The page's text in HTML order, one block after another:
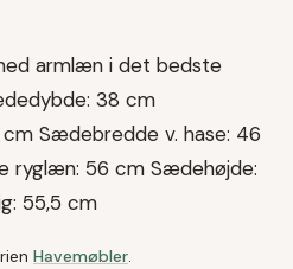
armlæn i det bedste
38 cm
Sædebredde v. hase: 46
ryglæn: 56 cm Sædehøjde:
55,5 cm
Havemøbler.